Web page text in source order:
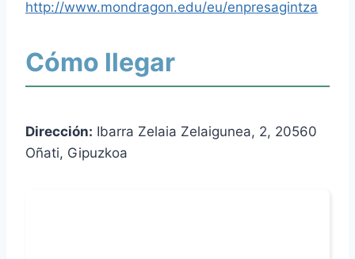
http://www.mondragon.edu/eu/enpresagintza
Cómo llegar
Dirección: Ibarra Zelaia Zelaigunea, 2, 20560
Oñati, Gipuzkoa